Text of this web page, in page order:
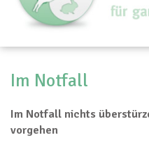
Im Notfall
Im Notfall nichts
vorgehen